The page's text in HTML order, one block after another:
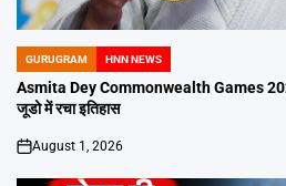
POSTED
IN
GURUGRAM HNN NEWS
Asmita Dey Commonwealth Games 2026
जूडो में रचा इतिहास
on
August 1, 2026